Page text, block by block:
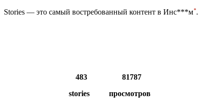
Stories — это самый востребованный контент в Инс***м*.
483 81787
stories просмотров